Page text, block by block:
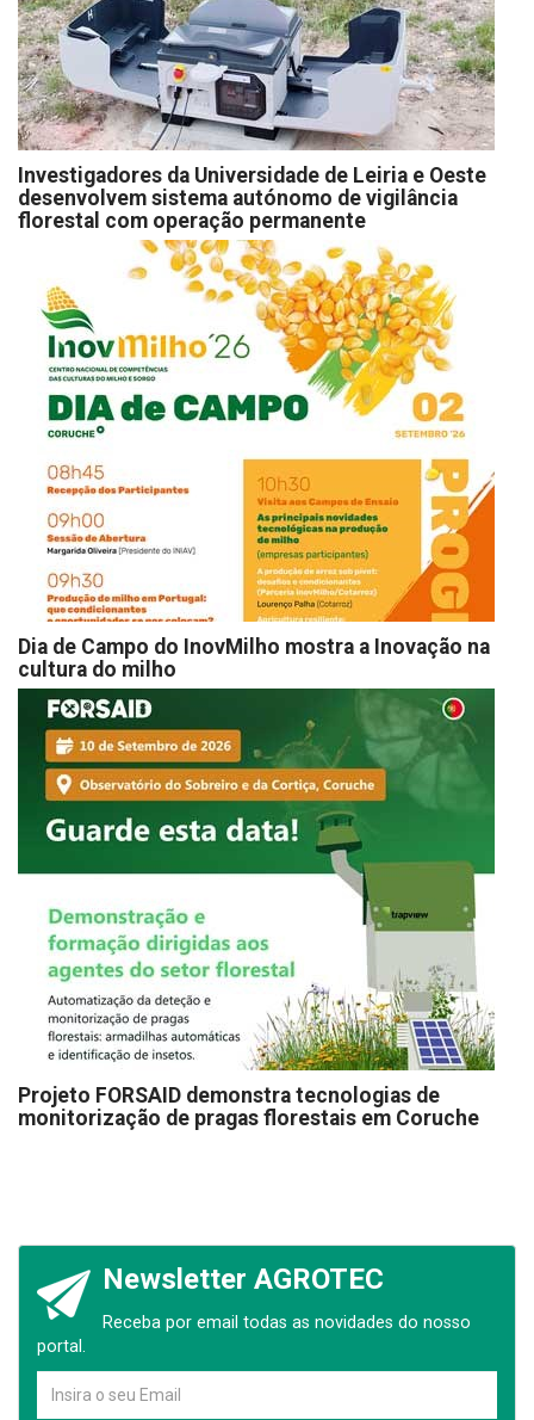
Investigadores da Universidade de Leiria e Oeste
desenvolvem sistema autónomo de vigilância
florestal com operação permanente
Dia de Campo do InovMilho mostra a Inovação na
cultura do milho
Projeto FORSAID demonstra tecnologias de
monitorização de pragas florestais em Coruche
Newsletter AGROTEC
Receba por email todas as novidades do nosso
portal.